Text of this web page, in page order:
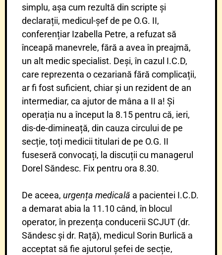
simplu, așa cum rezultă din scripte și
declarații, medicul-șef de pe O.G. II,
conferențiar Izabella Petre, a refuzat să
înceapă manevrele, fără a avea în preajmă,
un alt medic specialist. Deși, în cazul I.C.D,
care reprezenta o cezariană fără complicații,
ar fi fost suficient, chiar și un rezident de an
intermediar, ca ajutor de mâna a II a! Și
operația nu a început la 8.15 pentru că, ieri,
dis-de-dimineață, din cauza circului de pe
secție, toți medicii titulari de pe O.G. II
fuseseră convocați, la discuții cu managerul
Dorel Săndesc. Fix pentru ora 8.30.
De aceea, urgența medicală a pacientei I.C.D.
a demarat abia la 11.10 când, în blocul
operator, în prezența conducerii SCJUT (dr.
Săndesc și dr. Rață), medicul Sorin Burlică a
acceptat să fie ajutorul șefei de secție,